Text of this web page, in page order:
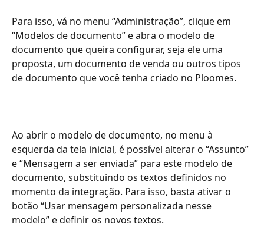
Para isso, vá no menu “Administração”, clique em
“Modelos de documento” e abra o modelo de
documento que queira configurar, seja ele uma
proposta, um documento de venda ou outros tipos
de documento que você tenha criado no Ploomes.
Ao abrir o modelo de documento, no menu à
esquerda da tela inicial, é possível alterar o “Assunto”
e “Mensagem a ser enviada” para este modelo de
documento, substituindo os textos definidos no
momento da integração. Para isso, basta ativar o
botão “Usar mensagem personalizada nesse
modelo” e definir os novos textos.